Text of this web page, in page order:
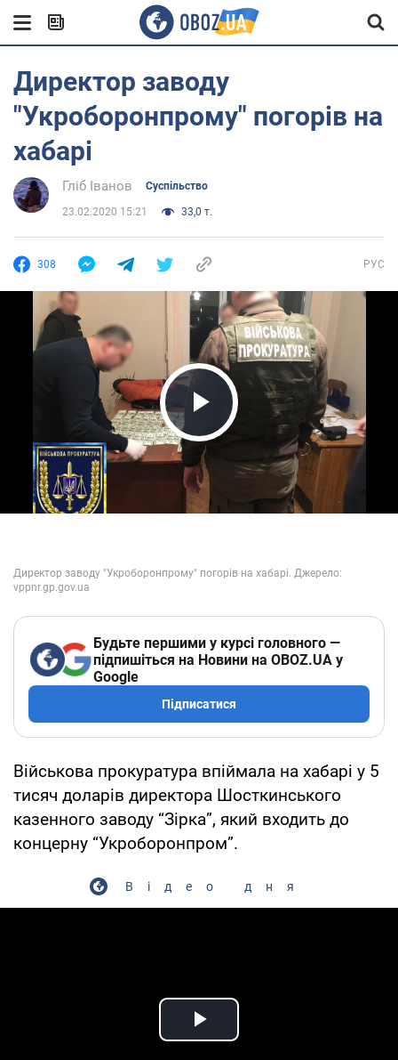
Директор заводу
"Укроборонпрому" погорів на
хабарі
Гліб Іванов Суспільство
23.02.2020 15:21 33,0 т.
308 РУС
Play Video
Будьте першими у курсі головного —
підпишіться на Новини на OBOZ.UA у
Google
Підписатися
Військова прокуратура впіймала на хабарі у 5
тисяч доларів директора Шосткинського
казенного заводу “Зірка”, який входить до
концерну “Укроборонпром”.
Відео дня
Play Video